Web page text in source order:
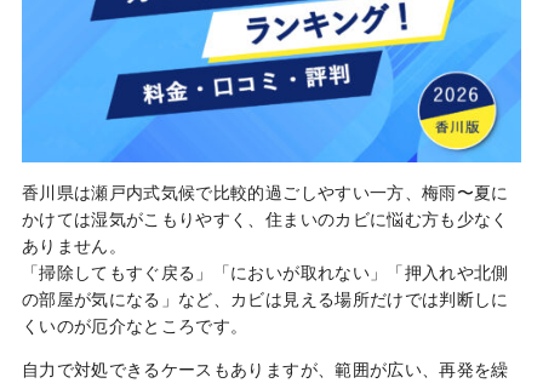
香川県は瀬戸内式気候で比較的過ごしやすい一方、梅雨〜夏に
かけては湿気がこもりやすく、住まいのカビに悩む方も少なく
ありません。
「掃除してもすぐ戻る」「においが取れない」「押入れや北側
の部屋が気になる」など、カビは見える場所だけでは判断しに
くいのが厄介なところです。
自力で対処できるケースもありますが、範囲が広い、再発を繰